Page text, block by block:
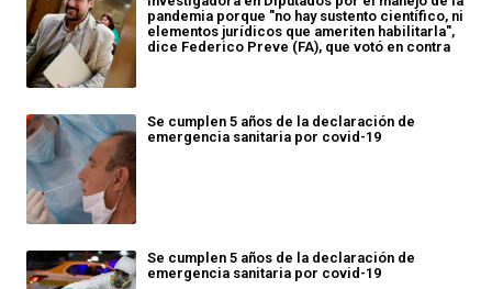
pandemia porque "no hay sustento científico, ni
elementos jurídicos que ameriten habilitarla",
dice Federico Preve (FA), que votó en contra
Se cumplen 5 años de la declaración de
emergencia sanitaria por covid-19
Se cumplen 5 años de la declaración de
emergencia sanitaria por covid-19